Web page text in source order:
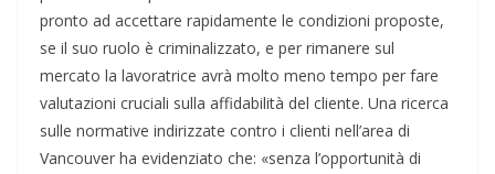
pronto ad accettare rapidamente le condizioni proposte,
se il suo ruolo è criminalizzato, e per rimanere sul
mercato la lavoratrice avrà molto meno tempo per fare
valutazioni cruciali sulla affidabilità del cliente. Una ricerca
sulle normative indirizzate contro i clienti nell’area di
Vancouver ha evidenziato che: «senza l’opportunità di